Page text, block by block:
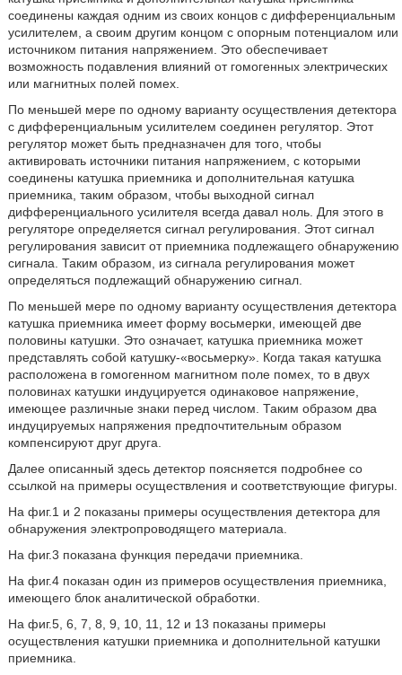
соединены каждая одним из своих концов с дифференциальным
усилителем, а своим другим концом с опорным потенциалом или
источником питания напряжением. Это обеспечивает
возможность подавления влияний от гомогенных электрических
или магнитных полей помех.
По меньшей мере по одному варианту осуществления детектора
с дифференциальным усилителем соединен регулятор. Этот
регулятор может быть предназначен для того, чтобы
активировать источники питания напряжением, с которыми
соединены катушка приемника и дополнительная катушка
приемника, таким образом, чтобы выходной сигнал
дифференциального усилителя всегда давал ноль. Для этого в
регуляторе определяется сигнал регулирования. Этот сигнал
регулирования зависит от приемника подлежащего обнаружению
сигнала. Таким образом, из сигнала регулирования может
определяться подлежащий обнаружению сигнал.
По меньшей мере по одному варианту осуществления детектора
катушка приемника имеет форму восьмерки, имеющей две
половины катушки. Это означает, катушка приемника может
представлять собой катушку-«восьмерку». Когда такая катушка
расположена в гомогенном магнитном поле помех, то в двух
половинах катушки индуцируется одинаковое напряжение,
имеющее различные знаки перед числом. Таким образом два
индуцируемых напряжения предпочтительным образом
компенсируют друг друга.
Далее описанный здесь детектор поясняется подробнее со
ссылкой на примеры осуществления и соответствующие фигуры.
На фиг.1 и 2 показаны примеры осуществления детектора для
обнаружения электропроводящего материала.
На фиг.3 показана функция передачи приемника.
На фиг.4 показан один из примеров осуществления приемника,
имеющего блок аналитической обработки.
На фиг.5, 6, 7, 8, 9, 10, 11, 12 и 13 показаны примеры
осуществления катушки приемника и дополнительной катушки
приемника.